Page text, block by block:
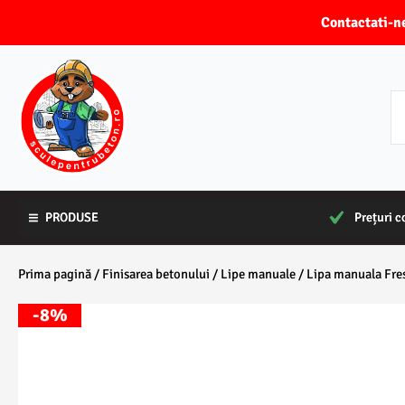
PRODUSE Prețuri
PRODUSE Prețuri
-8%
Prima pagină / Finisarea betonului / Lipe manuale / Lipa manuala